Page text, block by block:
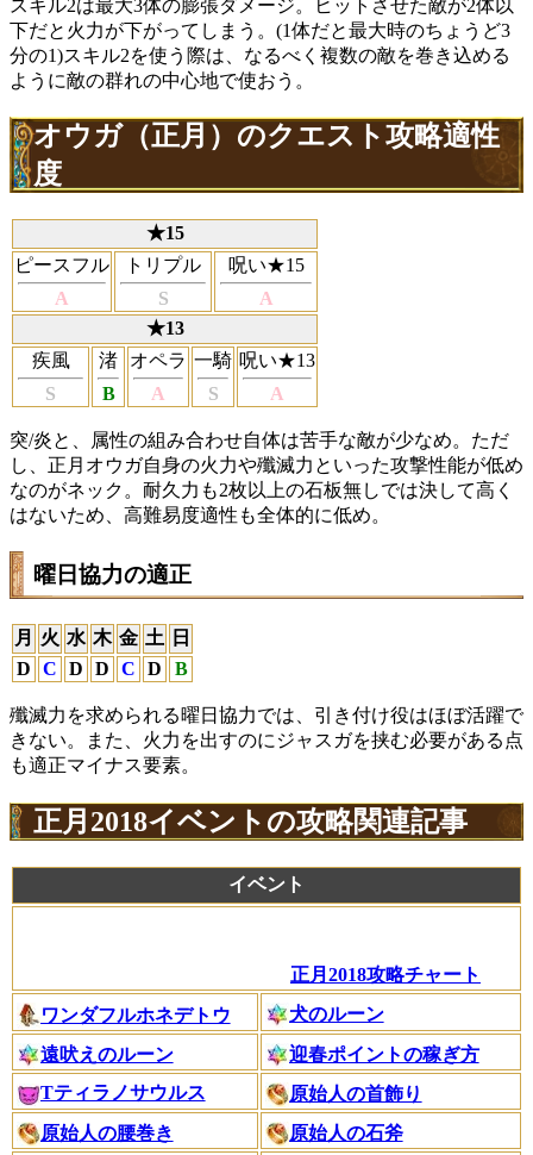
スキル2は最大3体の膨張ダメージ。ヒットさせた敵が2体以
下だと火力が下がってしまう。(1体だと最大時のちょうど3
分の1)スキル2を使う際は、なるべく複数の敵を巻き込める
ように敵の群れの中心地で使おう。
オウガ（正月）のクエスト攻略適性
度
★15
ピースフル
A
トリプル
S
呪い★15
A
★13
疾風
S
渚
B
オペラ
A
一騎
S
呪い★13
A
突/炎と、属性の組み合わせ自体は苦手な敵が少なめ。ただ
し、正月オウガ自身の火力や殲滅力といった攻撃性能が低め
なのがネック。耐久力も2枚以上の石板無しでは決して高く
はないため、高難易度適性も全体的に低め。
曜日協力の適正
月 火 水 木 金 土
日
D
C D D C D B
殲滅力を求められる曜日協力では、引き付け役はほぼ活躍で
きない。また、火力を出すのにジャスガを挟む必要がある点
も適正マイナス要素。
正月2018イベントの攻略関連記事
イベント
正月2018攻略チャート
ワンダフルホネデトウ
犬のルーン
遠吠えのルーン
迎春ポイントの稼ぎ方
Tティラノサウルス
原始人の首飾り
原始人の腰巻き
原始人の石斧